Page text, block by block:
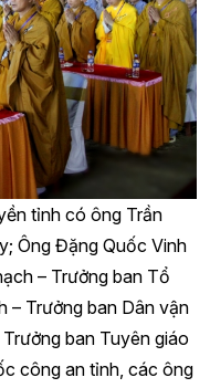
tỉnh có ông Trần
Ông Đặng Quốc Vinh
– Trưởng ban Tổ
– Trưởng ban Dân vận
ban Tuyên giáo
công an tỉnh, các ông